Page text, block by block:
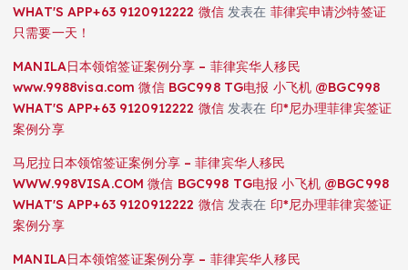
WHAT'S APP+63 9120912222 微信发表在 菲律宾申请沙特签证
只需要一天！
MANILA日本领馆签证案例分享 – 菲律宾华人移民
www.9988visa.com 微信 BGC998 TG电报 小飞机 @BGC998
WHAT'S APP+63 9120912222 微信发表在 印*尼办理菲律宾签证
案例分享
马尼拉日本领馆签证案例分享 – 菲律宾华人移民
WWW.998VISA.COM 微信 BGC998 TG电报 小飞机 @BGC998
WHAT'S APP+63 9120912222 微信发表在 印*尼办理菲律宾签证
案例分享
MANILA日本领馆签证案例分享 – 菲律宾华人移民